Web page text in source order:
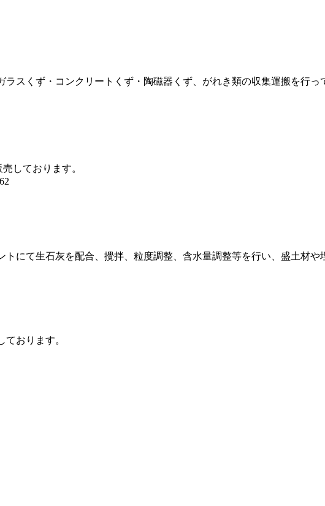
スくず・コンクリートくず・陶磁器くず、がれき類の収集運搬を行っ
しております。
にて生石灰を配合、攪拌、粒度調整、含水量調整等を行い、盛土材や
おります。